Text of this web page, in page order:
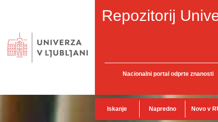
Repozitorij
Nacionalni portal odprte znanosti
Iskanje Napredno Novo v